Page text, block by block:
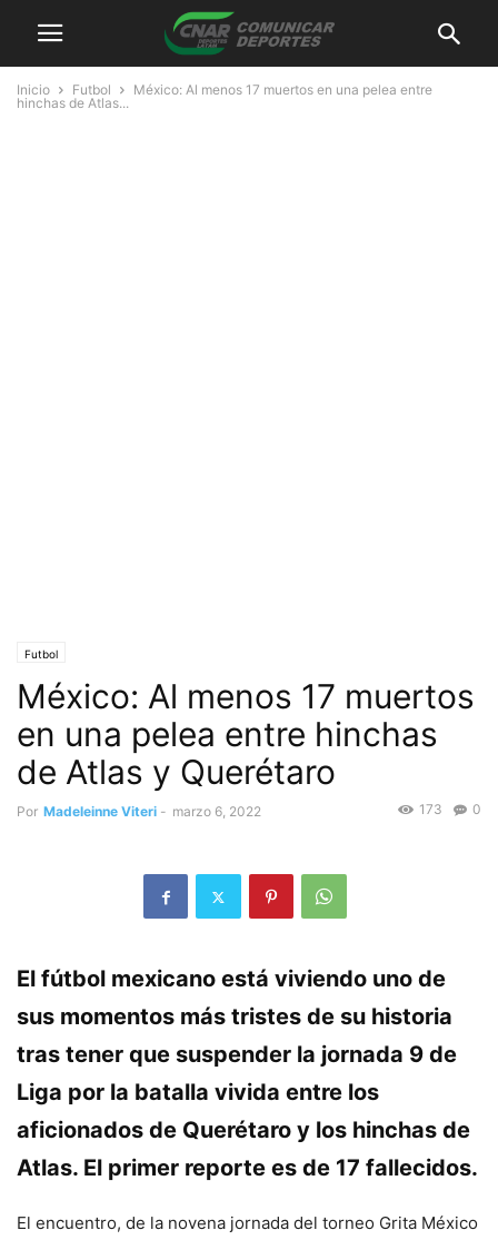
Inicio Futbol
México: Al menos 17 muertos en una pelea entre
hinchas de Atlas...
Futbol
México: Al menos 17 muertos
en una pelea entre hinchas
de Atlas y Querétaro
Por Madeleinne Viteri - marzo 6, 2022 0
173
El fútbol mexicano está viviendo uno de
sus momentos más tristes de su historia
tras tener que suspender la jornada 9 de
Liga por la batalla vivida entre los
aficionados de Querétaro y los hinchas de
Atlas. El primer reporte es de 17 fallecidos.
El encuentro, de la novena jornada del torneo Grita México